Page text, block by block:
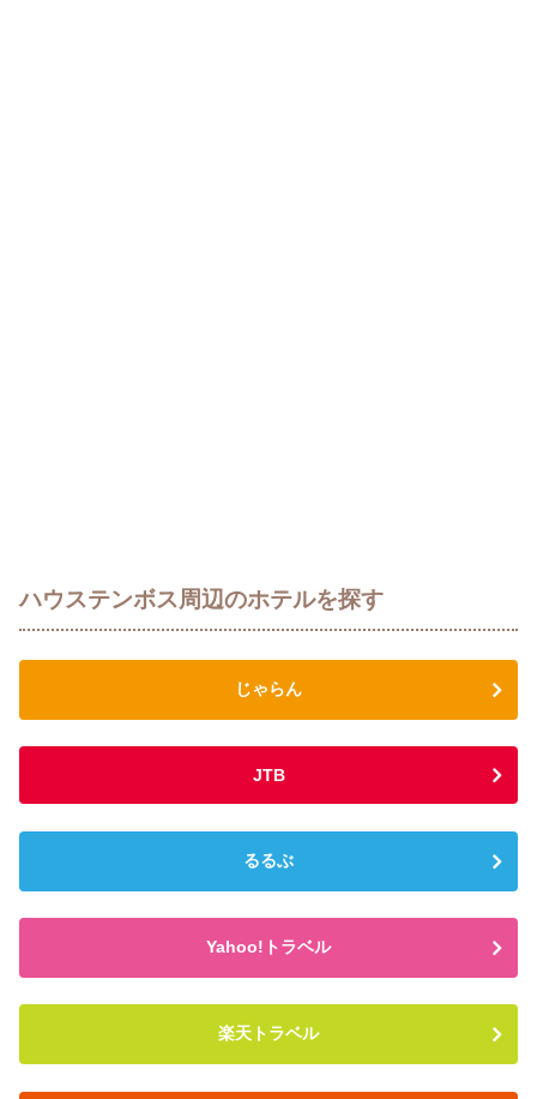
ハウステンボス周辺のホテルを探す
じゃらん
JTB
るるぶ
Yahoo!トラベル
楽天トラベル